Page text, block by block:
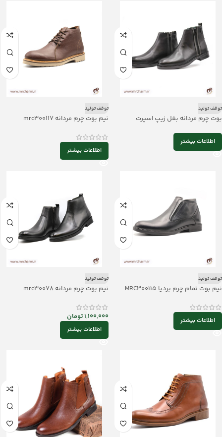
توقف تولید
بوت چرم مردانه بغل زیپ اسپرت
اطلاعات بیشتر
توقف تولید
نیم بوت چرم مردانه mrc300117
اطلاعات بیشتر
توقف تولید
نیم بوت تمام چرم بردیا MRC300115
اطلاعات بیشتر
توقف تولید
نیم بوت چرم مردانه mrc30078
1,100,000تومان
اطلاعات بیشتر